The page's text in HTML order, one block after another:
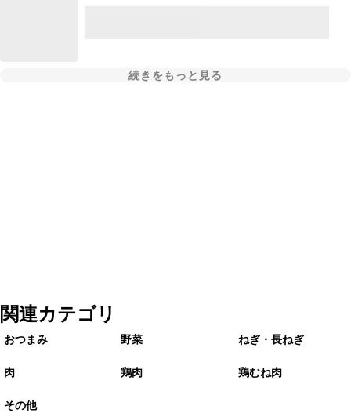
続きをもっと見る
関連カテゴリ
おつまみ 野菜 ねぎ・長ねぎ
肉 鶏肉 鶏むね肉
その他